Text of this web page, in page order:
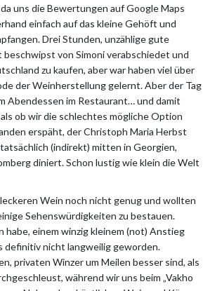
uns die Bewertungen auf Google Maps
einfach auf das kleine Gehöft und
Drei Stunden, unzählige gute
von Simoni verabschiedet und
zu kaufen, aber war haben viel über
der Weinherstellung gelernt. Aber der Tag
Abendessen im Restaurant… und damit
ob wir die schlechtes mögliche Option
erspäht, der Christoph Maria Herbst
(indirekt) mitten in Georgien,
diniert. Schon lustig wie klein die Welt
Wein noch nicht genug und wollten
Sehenswürdigkeiten zu bestauen.
habe, einem winzig kleinem (not) Anstieg
definitiv nicht langweilig geworden.
privaten Winzer um Meilen besser sind, als
während wir uns beim „Vakho